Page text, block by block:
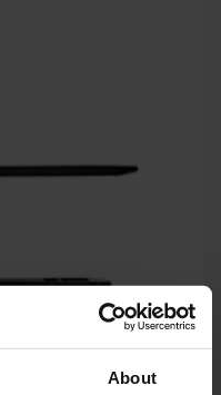
About